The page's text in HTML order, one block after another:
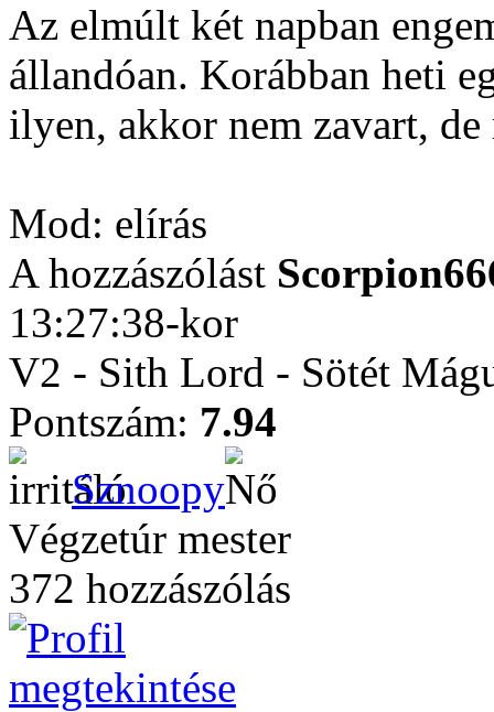
Az elmúlt két napban
állandóan. Korábban heti
ilyen, akkor nem zavart,
Mod: elírás
A hozzászólást
13:27:38-kor
V2 - Sith Lord - Sötét
Pontszám: 7.94
Sznoopy
Végzetúr mester
372 hozzászólás